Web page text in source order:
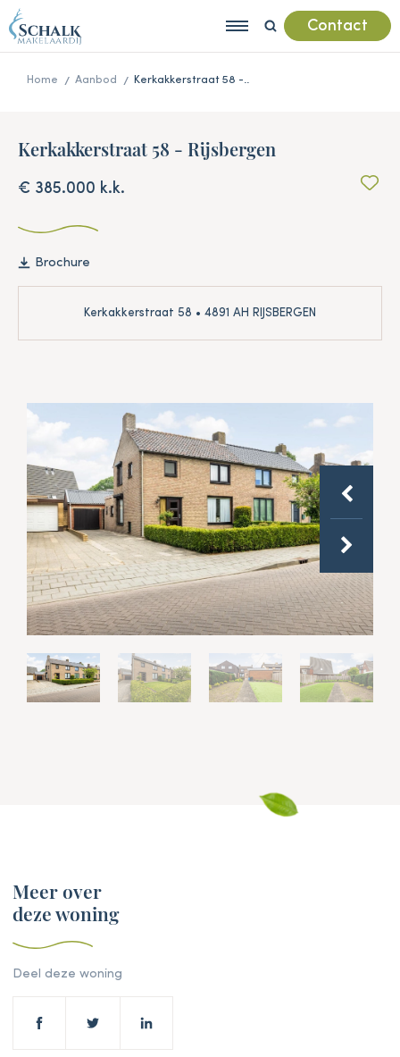
Contact
Home Aanbod Kerkakkerstraat 58 -..
Kerkakkerstraat 58 - Rijsbergen
€ 385.000 k.k.
Brochure
Kerkakkerstraat 58 • 4891 AH RIJSBERGEN
Meer over
deze woning
Deel deze woning